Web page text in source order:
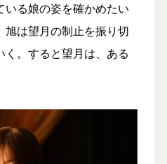
いる娘の姿を確かめたい
旭は望月の制止を振り切
く。すると望月は、ある